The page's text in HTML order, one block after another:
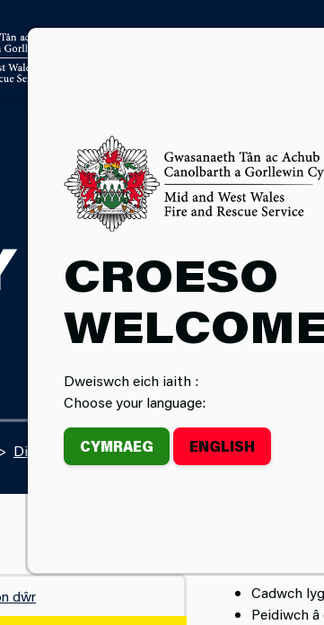
CROESO
Dweiswch eich iaith :
Choose your language:
CYMRAEG ENGLISH
TRAETH
Diogelwch Dŵr Ar Y Traeth
dŵr
Cadwch
Peidiwch â